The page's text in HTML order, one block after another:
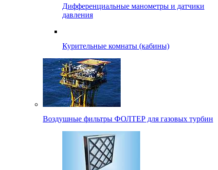
Дифференциальные манометры и датчики
давления
Курительные комнаты (кабины)
Воздушные фильтры ФОЛТЕР для газовых турбин